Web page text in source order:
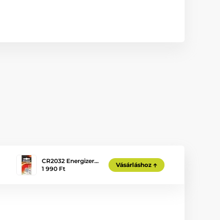
CR2032 Energizer…
1 990 Ft
Vásárláshoz